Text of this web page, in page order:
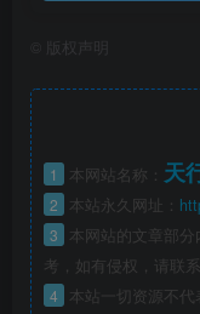
版权声明
1 本网站名称： 天
2 本站永久网址：
3
本网站的文章部
考，如有侵权，请联
4
本站一切资源不